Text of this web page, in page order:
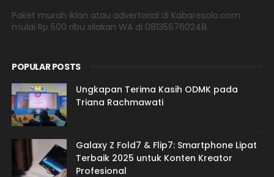
Paket murah iklan atau advertorial di Kabaresolo.com
mulai Rp 500 ribu silakan WA di 081356760248.
POPULAR POSTS
Ungkapan Terima Kasih ODMK pada
Triana Rachmawati
Galaxy Z Fold7 & Flip7: Smartphone Lipat
Terbaik 2025 untuk Konten Kreator
Profesional